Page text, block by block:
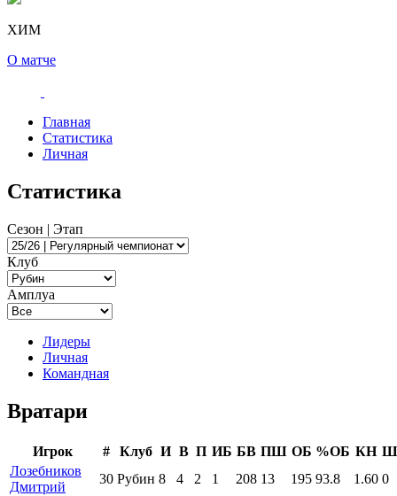
ХИМ
О матче
Главная
Статистика
Личная
Статистика
Сезон | Этап
Клуб
Амплуа
Лидеры
Личная
Командная
Вратари
Игрок # Клуб И В П ИБ БВ ПШ ОБ %ОБ КН Ш
Лозебников
Дмитрий
30 Рубин 8 4 2 1 208 13 195 93.8 1.60 0